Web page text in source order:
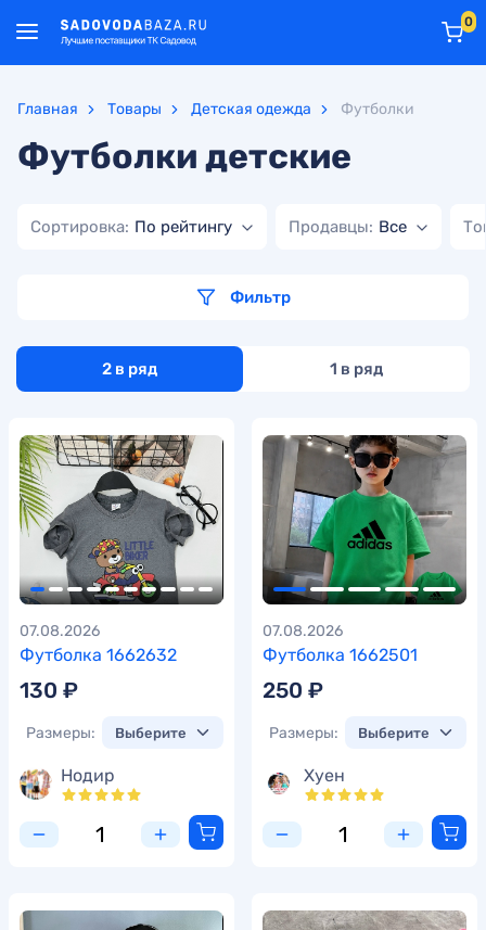
0
Главная Товары Детская одежда Футболки
Футболки детские
Сортировка: По рейтингу Продавцы: Все
Фильтр
2 в ряд 1 в ряд
Футболка 1662632
07.08.2026
130 ₽
Размеры:
Нодир
Футболка 1662501
07.08.2026
250 ₽
Размеры:
Хуен